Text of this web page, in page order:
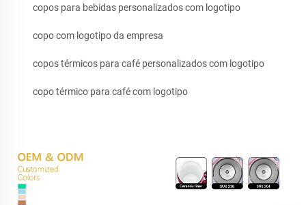
copos para bebidas personalizados com logotipo
copo com logotipo da empresa
copos térmicos para café personalizados com logotipo
copo térmico para café com logotipo